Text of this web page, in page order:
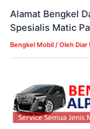
Alamat Bengkel
Spesialis Matic
Bengkel Mobil / Oleh Diar